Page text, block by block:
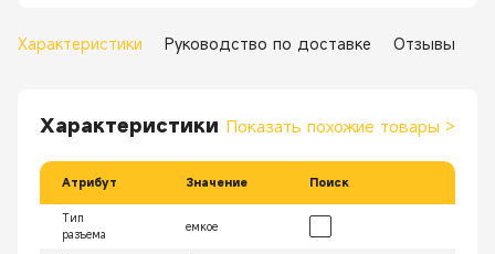
Характеристики Руководство по доставке Отзывы
Характеристики Показать похожие товары >
Атрибут Значение Поиск
Тип
разъема
емкое